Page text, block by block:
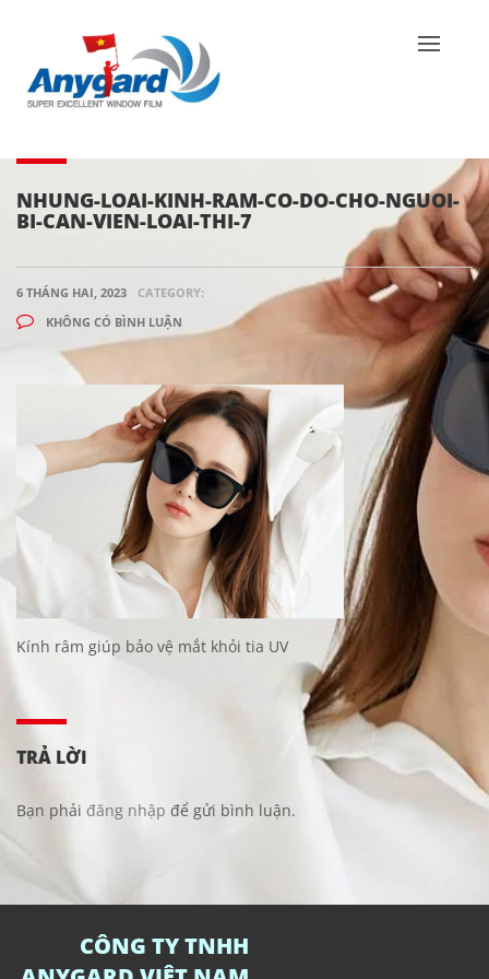
NHUNG-LOAI-KINH-RAM-CO-DO-CHO-NGUOI-
BI-CAN-VIEN-LOAI-THI-7
6 THÁNG HAI, 2023
CATEGORY:
KHÔNG CÓ BÌNH LUẬN
Kính râm giúp bảo vệ mắt khỏi tia UV
TRẢ LỜI
Bạn phải đăng nhập để gửi bình luận.
CÔNG TY TNHH